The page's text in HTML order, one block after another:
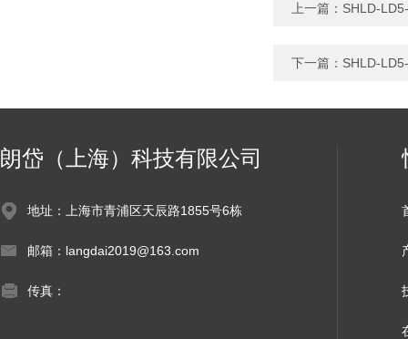
上一篇： SHLD-
下一篇： SHLD-
朗岱（上海）科技有限公司
地址：上海市青浦区天辰路1855号6栋
邮箱：langdai2019@163.com
传真：